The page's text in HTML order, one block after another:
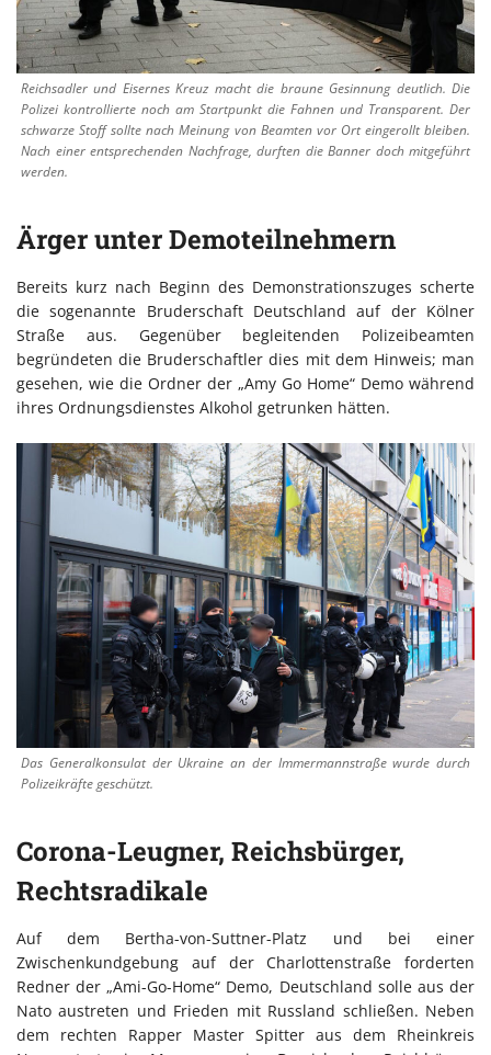
Reichsadler und Eisernes Kreuz macht die braune Gesinnung deutlich. Die
Polizei kontrollierte noch am Startpunkt die Fahnen und Transparent. Der
schwarze Stoff sollte nach Meinung von Beamten vor Ort eingerollt bleiben.
Nach einer entsprechenden Nachfrage, durften die Banner doch mitgeführt
werden.
Ärger unter Demoteilnehmern
Bereits kurz nach Beginn des Demonstrationszuges scherte
die sogenannte Bruderschaft Deutschland auf der Kölner
Straße aus. Gegenüber begleitenden Polizeibeamten
begründeten die Bruderschaftler dies mit dem Hinweis; man
gesehen, wie die Ordner der „Amy Go Home“ Demo während
ihres Ordnungsdienstes Alkohol getrunken hätten.
Das Generalkonsulat der Ukraine an der Immermannstraße wurde durch
Polizeikräfte geschützt.
Corona-Leugner, Reichsbürger,
Rechtsradikale
Auf dem Bertha-von-Suttner-Platz und bei einer
Zwischenkundgebung auf der Charlottenstraße forderten
Redner der „Ami-Go-Home“ Demo, Deutschland solle aus der
Nato austreten und Frieden mit Russland schließen. Neben
dem rechten Rapper Master Spitter aus dem Rheinkreis